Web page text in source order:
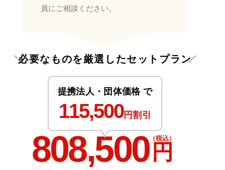
員にご相談ください。
必要なものを厳選したセットプラン
提携法人・団体価格 で
115,500円割引
808,500 円
（税込）